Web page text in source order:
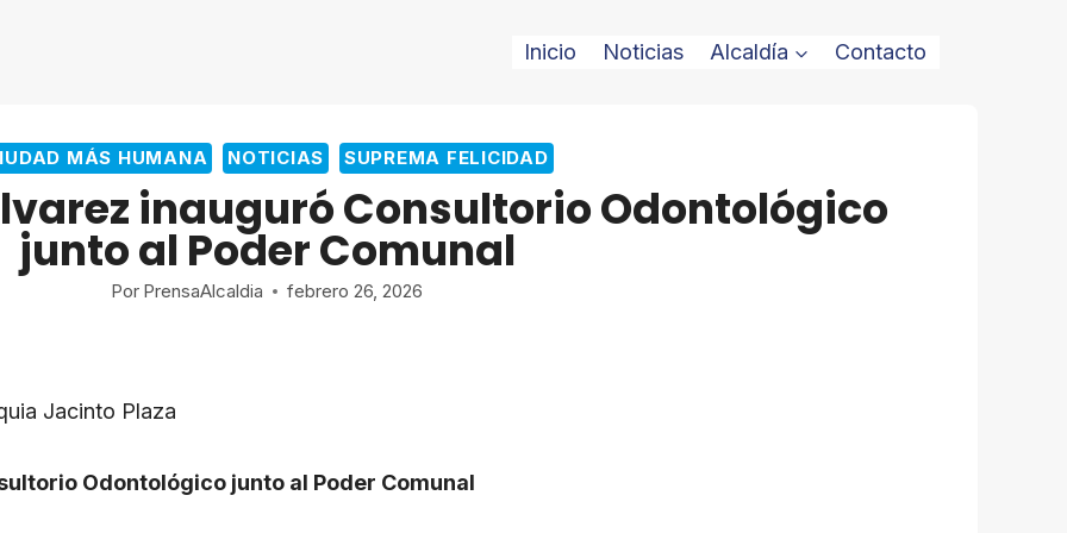
Inicio Noticias Alcaldía Contacto
MÁS HUMANA NOTICIAS SUPREMA FELICIDAD
inauguró Consultorio Odontológico
junto al Poder Comunal
Por PrensaAlcaldia febrero 26, 2026
Jacinto Plaza
Odontológico junto al Poder Comunal